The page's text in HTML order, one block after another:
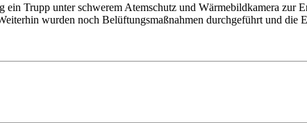
Trupp unter schwerem Atemschutz und Wärmebildkamera zur
wurden noch Belüftungsmaßnahmen durchgeführt und die